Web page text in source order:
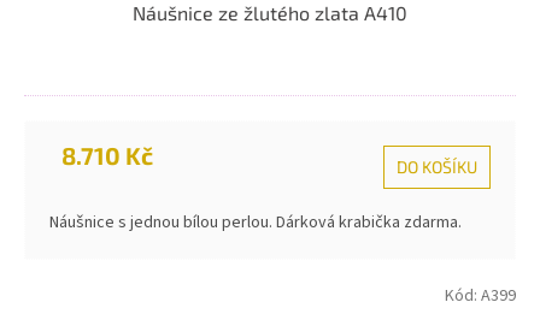
Náušnice ze žlutého zlata A410
8.710 Kč DO KOŠÍKU
Náušnice s jednou bílou perlou. Dárková krabička zdarma.
Kód: A399